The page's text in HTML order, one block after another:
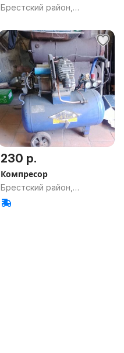
Брестский район,
230 р.
Компресор
Брестский район,
Брестская обл.